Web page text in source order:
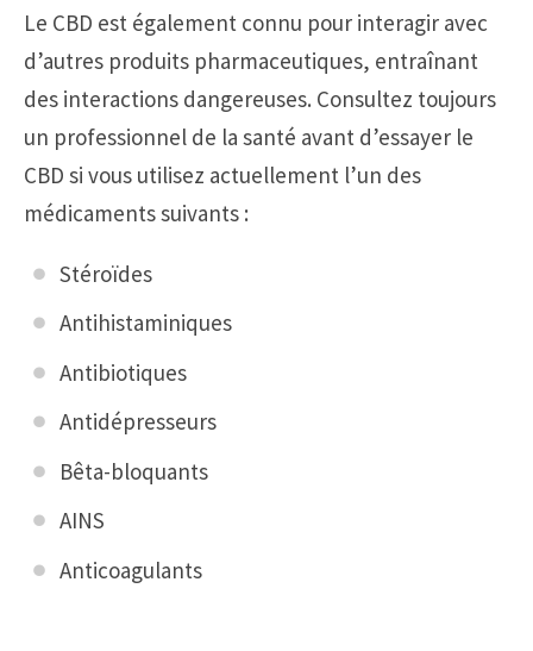
Le CBD est également connu pour interagir avec
d’autres produits pharmaceutiques, entraînant
des interactions dangereuses. Consultez toujours
un professionnel de la santé avant d’essayer le
CBD si vous utilisez actuellement l’un des
médicaments suivants :
Stéroïdes
Antihistaminiques
Antibiotiques
Antidépresseurs
Bêta-bloquants
AINS
Anticoagulants